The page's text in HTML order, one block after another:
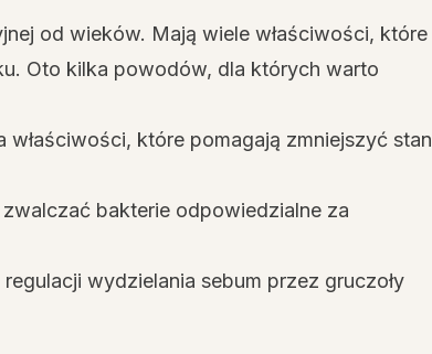
od wieków. Mają wiele właściwości, które
Oto kilka powodów, dla których warto
właściwości, które pomagają zmniejszyć stan
bakterie odpowiedzialne za
wydzielania sebum przez gruczoły